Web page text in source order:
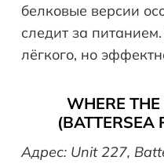
белковые версии
следит за
лёгкого, но
WHERE
(BATTERSEA
Адрес: Unit 227,